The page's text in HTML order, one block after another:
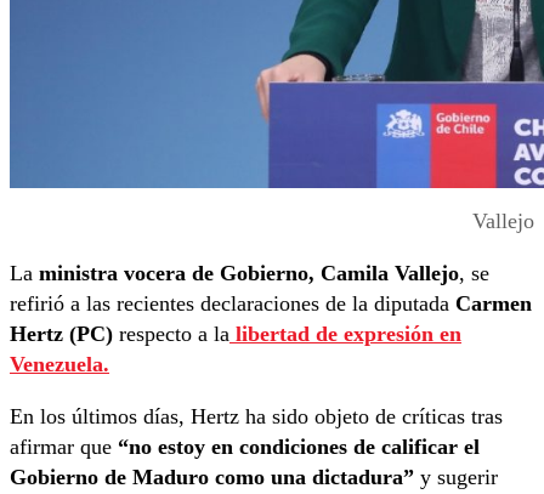
Vallejo
La ministra vocera de Gobierno, Camila Vallejo, se
refirió a las recientes declaraciones de la diputada Carmen
Hertz (PC) respecto a la libertad de expresión en
Venezuela.
En los últimos días, Hertz ha sido objeto de críticas tras
afirmar que “no estoy en condiciones de calificar el
Gobierno de Maduro como una dictadura” y sugerir